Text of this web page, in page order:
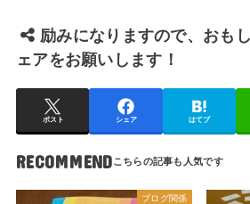
励みになりますので、おも
ェアをお願いします！
ポスト シェア はてブ
RECOMMEND
ブログ関係